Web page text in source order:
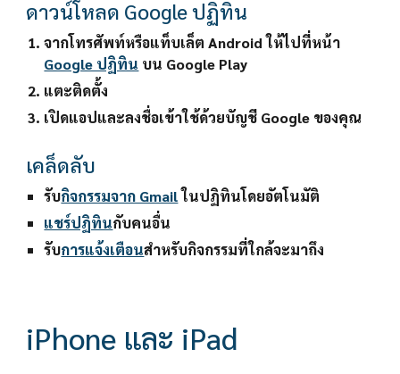
ดาวน์โหลด Google ปฏิทิน
Google ปฏิทิน บน Google Play
แตะติดตั้ง
เปิดแอปและลงชื่อเข้าใช้ด้วยบัญชี Google ของคุณ
เคล็ดลับ
รับกิจกรรมจาก Gmail ในปฏิทินโดยอัตโนมัติ
แชร์ปฏิทินกับคนอื่น
รับการแจ้งเตือนสำหรับกิจกรรมที่ใกล้จะมาถึง
iPhone และ iPad